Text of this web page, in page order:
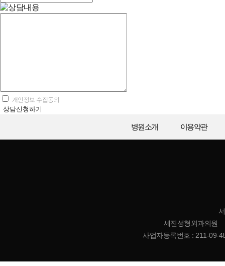
개인정보 수집동의
상담신청하기
병원소개 이용약관
세진성형외과의
사업자등록번호 : 211-09-